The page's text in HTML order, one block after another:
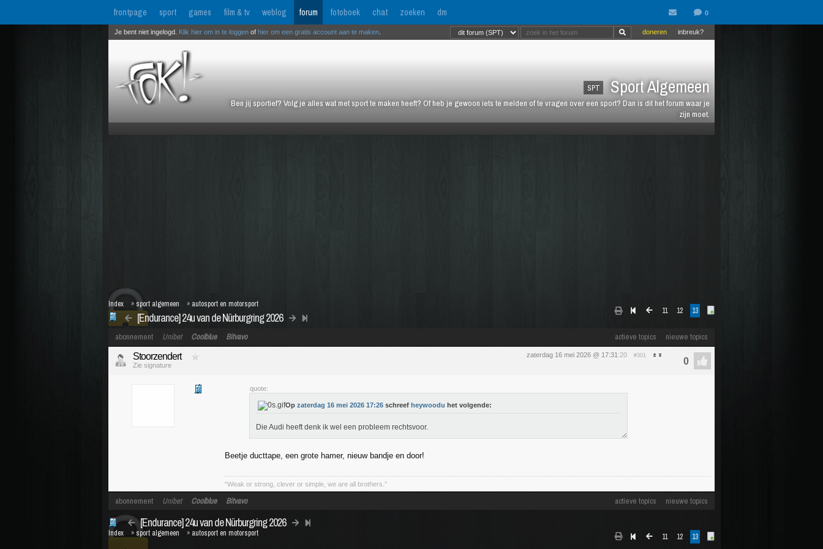
frontpage sport games film & tv weblog forum fotoboek chat zoeken dm
SPT Sport Algemeen
Ben jij sportief? Volg je alles wat met sport te maken heeft? Of heb je gewoon iets te melden of te vragen over een sport? Dan is dit het forum waar je
zijn moet.
inbreuk?
doneren
Je bent niet ingelogd. Klik hier om in te loggen of hier om een gratis account aan te maken
11 12 13
[Endurance] 24u van de Nürburgring 2026
Index » sport algemeen » autosport en motorsport
actieve topics nieuwe topics
abonnement Unibet Coolblue Bitvavo
zaterdag 16 mei 2026 @ 17:31 :20 #301
Stoorzendert
Zie signature
quote:
Op zaterdag 16 mei 2026 17:26 schreef heywoodu het volgende:
Die Audi heeft denk ik wel een probleem rechtsvoor.
Beetje ducttape, een grote hamer, nieuw bandje en door!
“Weak or strong, clever or simple, we are all brothers.”
actieve topics nieuwe topics
abonnement Unibet Coolblue Bitvavo
11 12 13
[Endurance] 24u van de Nürburgring 2026
Index » sport algemeen » autosport en motorsport